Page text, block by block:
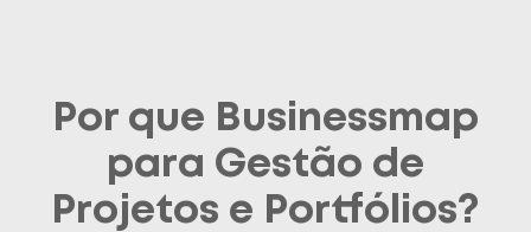
Por que Businessmap
para Gestão de
Projetos e Portfólios?